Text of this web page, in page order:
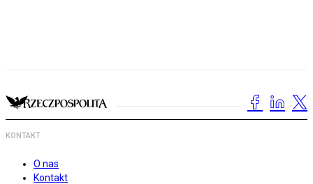
KONTAKT
O nas
Kontakt